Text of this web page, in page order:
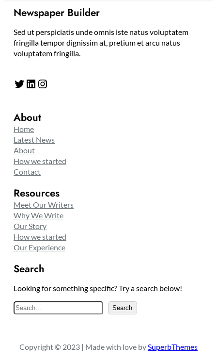
Newspaper Builder
Sed ut perspiciatis unde omnis iste natus voluptatem
fringilla tempor dignissim at, pretium et arcu natus
voluptatem fringilla.
Twitter LinkedIn Instagram
About
Home
Latest News
About
How we started
Contact
Resources
Meet Our Writers
Why We Write
Our Story
How we started
Our Experience
Search
Looking for something specific? Try a search below!
S
e
c
Search
Copyright © 2023 | Made with love bySuperbThemes